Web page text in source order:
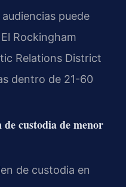
puede
Rockingham
Relations District
dentro de 21-60
custodia de menor
de custodia en